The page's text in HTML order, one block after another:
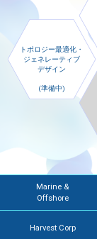
トポロジー最適化・
ジェネレーティブ
デザイン
Harvest Corp
Marine &
Offshore